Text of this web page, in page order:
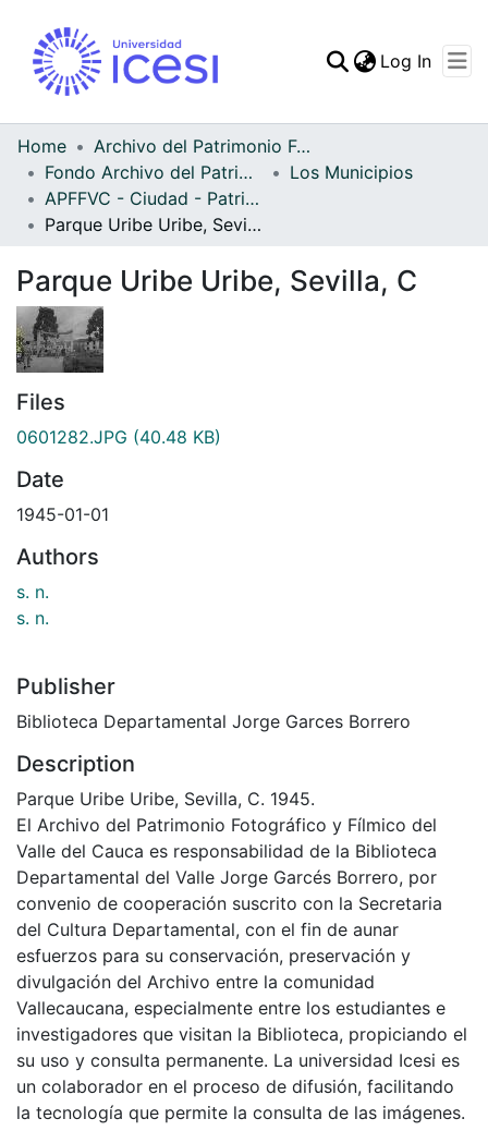
Statistics
Log In
Home
Archivo del Patrimonio Fotográfico y Fílmico del Valle del Cauca
Fondo Archivo del Patrimonio Fotográfico y Fílmico del Valle del Cauca
Los Municipios
APFFVC - Ciudad - Patrimonial
Parque Uribe Uribe, Sevilla, C
Parque Uribe Uribe, Sevilla, C
Files
0601282.JPG (40.48 KB)
Date
1945-01-01
Authors
s. n.
s. n.
Publisher
Biblioteca Departamental Jorge Garces Borrero
Description
Parque Uribe Uribe, Sevilla, C. 1945.
El Archivo del Patrimonio Fotográfico y Fílmico del
Valle del Cauca es responsabilidad de la Biblioteca
Departamental del Valle Jorge Garcés Borrero, por
convenio de cooperación suscrito con la Secretaria
del Cultura Departamental, con el fin de aunar
esfuerzos para su conservación, preservación y
divulgación del Archivo entre la comunidad
Vallecaucana, especialmente entre los estudiantes e
investigadores que visitan la Biblioteca, propiciando el
su uso y consulta permanente. La universidad Icesi es
un colaborador en el proceso de difusión, facilitando
la tecnología que permite la consulta de las imágenes.